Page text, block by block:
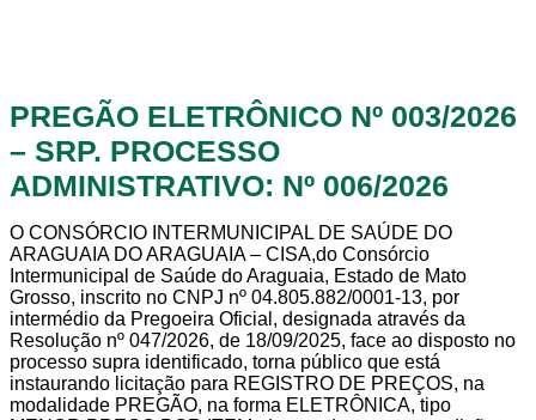
PREGÃO ELETRÔNICO Nº 003/2026
– SRP. PROCESSO
ADMINISTRATIVO: Nº 006/2026
O CONSÓRCIO INTERMUNICIPAL DE SAÚDE DO
ARAGUAIA DO ARAGUAIA – CISA,do Consórcio
Intermunicipal de Saúde do Araguaia, Estado de Mato
Grosso, inscrito no CNPJ nº 04.805.882/0001-13, por
intermédio da Pregoeira Oficial, designada através da
Resolução nº 047/2026, de 18/09/2025, face ao disposto no
processo supra identificado, torna público que está
instaurando licitação para REGISTRO DE PREÇOS, na
modalidade PREGÃO, na forma ELETRÔNICA, tipo